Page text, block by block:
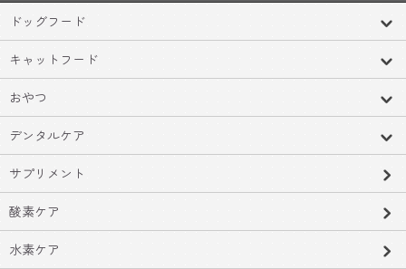
ドッグフード
キャットフード
おやつ
デンタルケア
サプリメント
酸素ケア
水素ケア